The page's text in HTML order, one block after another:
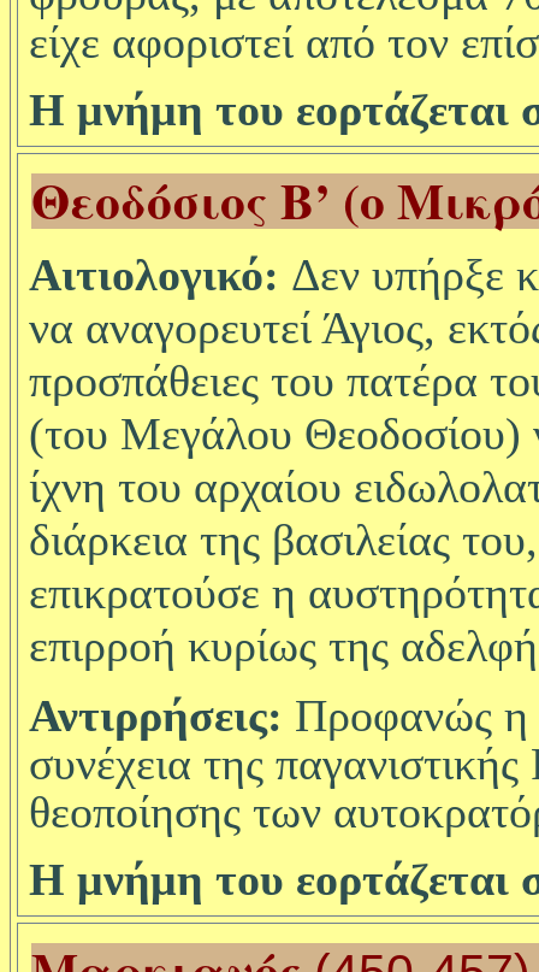
είχε αφοριστεί από τον
Η μνήμη του εορτάζεται
Θεοδόσιος Β’ (ο
Αιτιολογικό: Δεν υπήρξε
να αναγορευτεί Άγιος,
προσπάθειες του πατέρα
(του Μεγάλου Θεοδοσίου)
ίχνη του αρχαίου
διάρκεια της βασιλείας
επικρατούσε η
επιρροή κυρίως της
Αντιρρήσεις: Προφανώς η
συνέχεια της
θεοποίησης των
Η μνήμη του εορτάζεται